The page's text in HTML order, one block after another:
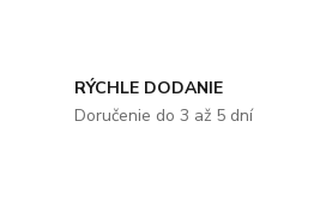
RÝCHLE DODANIE
Doručenie do 3 až 5 dní